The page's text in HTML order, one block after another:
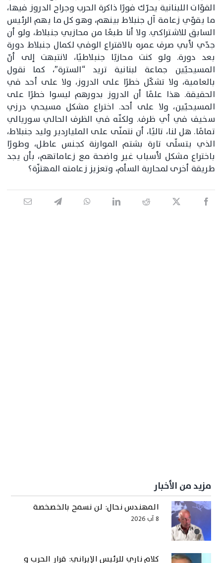
القوّات اللبنانية يحرّك فورًا ذاكرة الحرب وجراح الدروز فيها،
ما يقوّي زعامة آل جنبلاط بينهم، وهو كل ما يهم الرئيس
السابق للاشتراكي. ولا أنا طبعًا من محازبي جنبلاط، ولو أن
جدّي لأبي صرف عمره بالاقتراع الوفي لكمال جنبلاط دورة
بعد دورة. ولو كنت محازبًا جنبلاطيًا، لانتبهت إلى أنّ
المسيحيّين جماعة لبنانية تريد “السترة”، كما نقول
بالعامية، ولا تشكّل خطرًا على الدروز، ولا على أحد في
الحقيقة. هذا علمًا أن الدروز بدورهم ليسوا خطرًا على
المسيحيّين، ولا على أحد. اختراع مشكل مسيحي درزي
سخيف في أي ظرف. ولكنّه في الظرف الحالي سوريالي
تمامًا. هل لنا، تاليًا، أن نتمنّى على الملياردير وليد جنبلاط،
الذي يتسلّى تارة بشتم الموارنة كجنس عاطل، وطورًا
باختراع مشكل لأسباب غير واضحة مع زعاماتهم، بأن يجد
طريقة أخرى لمحاربة السأم، وتعزيز زعامته المهتزّة؟
مزيد من الأخبار
المهندس نحال: لن نسمح بالخصخصة
8 آب 2026
كلام ناري للرئيس الإيراني: قرار الحرب و